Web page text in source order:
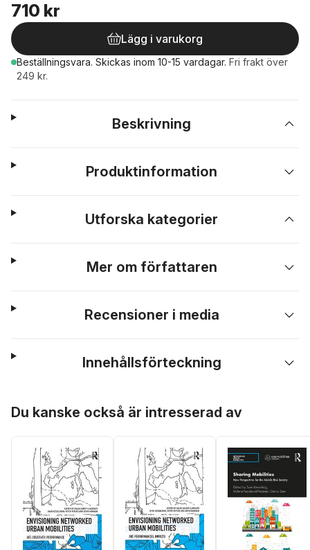
710 kr
Lägg i varukorg
Beställningsvara. Skickas inom 10-15 vardagar. Fri frakt över
249 kr.
Beskrivning
Produktinformation
Utforska kategorier
Mer om författaren
Recensioner i media
Innehållsförteckning
Du kanske också är intresserad av